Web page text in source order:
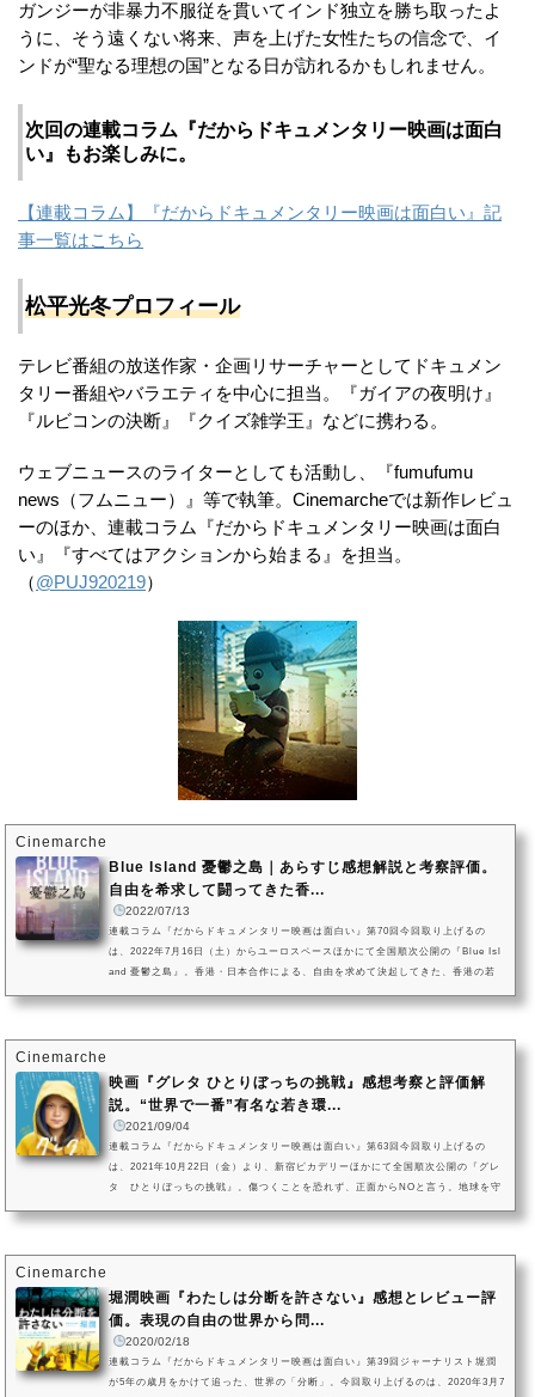
ガンジーが非暴力不服従を貫いてインド独立を勝ち取ったよ
うに、そう遠くない将来、声を上げた女性たちの信念で、イ
ンドが“聖なる理想の国”となる日が訪れるかもしれません。
次回の連載コラム『だからドキュメンタリー映画は面白
い』もお楽しみに。
【連載コラム】『だからドキュメンタリー映画は面白い』記
事一覧はこちら
松平光冬プロフィール
テレビ番組の放送作家・企画リサーチャーとしてドキュメン
タリー番組やバラエティを中心に担当。『ガイアの夜明け』
『ルビコンの決断』『クイズ雑学王』などに携わる。
ウェブニュースのライターとしても活動し、『fumufumu
news（フムニュー）』等で執筆。Cinemarcheでは新作レビュ
ーのほか、連載コラム『だからドキュメンタリー映画は面白
い』『すべてはアクションから始まる』を担当。
（@PUJ920219）
Cinemarche
Blue Island 憂鬱之島｜あらすじ感想解説と考察評価。
自由を希求して闘ってきた香...
2022/07/13
連載コラム『だからドキュメンタリー映画は面白い』第70回今回取り上げるの
は、2022年7月16日（土）からユーロスペースほかにて全国順次公開の『Blue Isl
and 憂鬱之島』。香港・日本合作による、自由を求めて決起してきた、香港の若
Cinemarche
映画『グレタ ひとりぼっちの挑戦』感想考察と評価解
説。“世界で一番”有名な若き環...
2021/09/04
連載コラム『だからドキュメンタリー映画は面白い』第63回今回取り上げるの
は、2021年10月22日（金）より、新宿ピカデリーほかにて全国順次公開の『グレ
タ ひとりぼっちの挑戦』。傷つくことを恐れず、正面からNOと言う。地球を守
Cinemarche
堀潤映画『わたしは分断を許さない』感想とレビュー評
価。表現の自由の世界から問...
2020/02/18
連載コラム『だからドキュメンタリー映画は面白い』第39回ジャーナリスト堀潤
が5年の歳月をかけて追った、世界の「分断」。今回取り上げるのは、2020年3月7